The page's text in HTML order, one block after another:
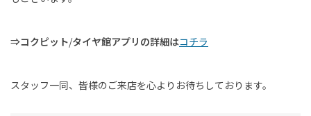
⇒コクピット/タイヤ館アプリの詳細はコチラ
スタッフ一同、皆様のご来店を心よりお待ちしております。